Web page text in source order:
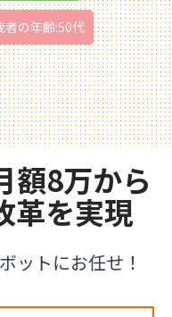
者の年齢:50代
額8万から
革を実現
ットにお任せ！